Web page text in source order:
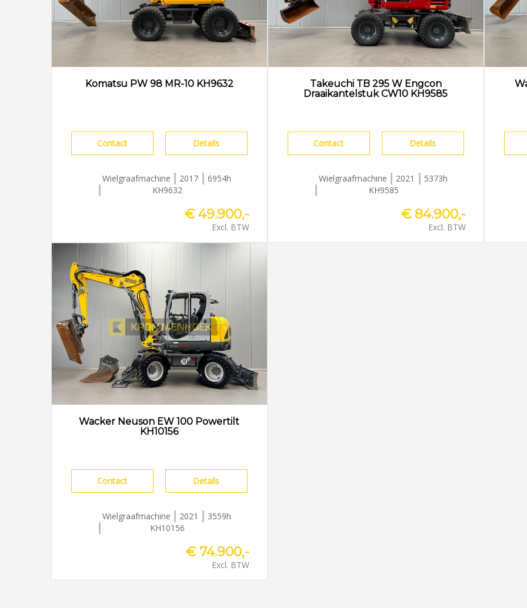
Komatsu PW 98 MR-10 KH9632
Contact Details
Wielgraafmachine 2017
6954h
KH9632
€ 49.900,-
Excl. BTW
Takeuchi TB 295 W Engcon
Draaikantelstuk CW10 KH9585
Contact Details
Wielgraafmachine 2021
5373h
KH9585
€ 84.900,-
Excl. BTW
Wacker Neuson EW 100 Powertilt
KH10156
Contact Details
Wielgraafmachine 2021
3559h
KH10156
€ 74.900,-
Excl. BTW